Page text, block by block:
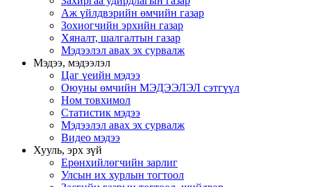
Аж үйлдвэрийн өмчийн газар
Зохиогчийн эрхийн газар
Хяналт, шалгалтын газар
Мэдээлэл авах эх сурвалж
Мэдээ, мэдээлэл
Цаг үеийн мэдээ
Оюуны өмчийн МЭДЭЭЛЭЛ сэтгүүл
Ном товхимол
Статистик мэдээ
Мэдээлэл авах эх сурвалж
Видео мэдээ
Хууль, эрх зүй
Ерөнхийлөгчийн зарлиг
Улсын их хурлын тогтоол